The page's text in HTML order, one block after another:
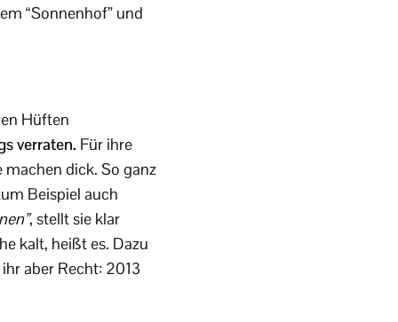
“Sonnenhof” und
Hüften
verraten. Für ihre
dick. So ganz
Beispiel auch
, stellt sie klar
kalt, heißt es. Dazu
aber Recht: 2013